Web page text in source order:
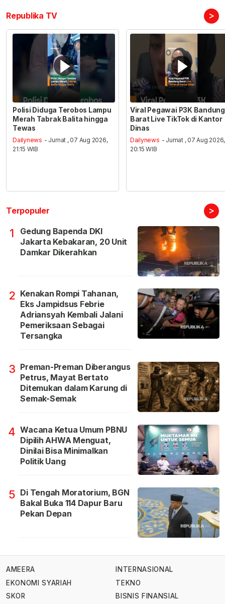
Republika TV >
Polisi Diduga Terobos Lampu
Merah Tabrak Balita hingga
Tewas
Dailynews - Jumat , 07 Aug 2026,
21:15 WIB
Viral Pegawai P3K Bandung
Barat Live TikTok di Kantor
Dinas
Dailynews - Jumat , 07 Aug 2026,
20:15 WIB
Terpopuler >
1
Gedung Bapenda DKI
Jakarta Kebakaran, 20 Unit
Damkar Dikerahkan
2 Kenakan Rompi Tahanan,
Eks Jampidsus Febrie
Adriansyah Kembali Jalani
Pemeriksaan Sebagai
Tersangka
3 Preman-Preman Diberangus
Petrus, Mayat Bertato
Ditemukan dalam Karung di
Semak-Semak
4 Wacana Ketua Umum PBNU
Dipilih AHWA Menguat,
Dinilai Bisa Minimalkan
Politik Uang
5 Di Tengah Moratorium, BGN
Bakal Buka 114 Dapur Baru
Pekan Depan
AMEERA
EKONOMI SYARIAH
SKOR
INTERNASIONAL
TEKNO
BISNIS FINANSIAL